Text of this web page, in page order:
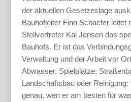
der aktuellen Gesetzeslage
Bauhofleiter Finn Schaefer leitet
Stellvertreter Kai Jensen das
Bauhofs. Er ist das
Verwaltung und der Arbeit vor
Abwasser, Spielplätze,
Landschaftsbau oder
genau, wen er am besten für